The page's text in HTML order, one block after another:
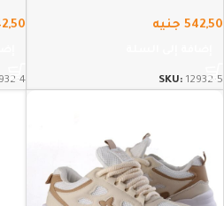
542,50 جنيه
SKU: 12932-5
4